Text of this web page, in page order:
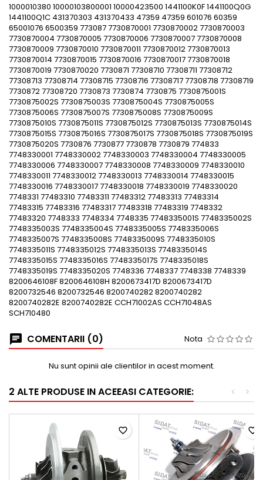
1000010380 10000103800001 10000423500 1441100K0F 1441100Q0G
1441100Q1C 431370303 431370433 47359 47359 601076 60359
65001076 6500359 773087 7730870001 7730870002 7730870003
7730870004 7730870005 7730870006 7730870007 7730870008
7730870009 7730870010 7730870011 7730870012 7730870013
7730870014 7730870015 7730870016 7730870017 7730870018
7730870019 7730870020 7730871 77308710 77308711 77308712
77308713 77308714 77308715 77308716 77308717 77308718 77308719
7730872 77308720 7730873 7730874 7730875 7730875001S
7730875002S 7730875003S 7730875004S 7730875005S
7730875006S 7730875007S 7730875008S 7730875009S
7730875010S 7730875011S 7730875012S 7730875013S 7730875014S
7730875015S 7730875016S 7730875017S 7730875018S 7730875019S
7730875020S 7730876 7730877 7730878 7730879 774833
7748330001 7748330002 7748330003 7748330004 7748330005
7748330006 7748330007 7748330008 7748330009 7748330010
7748330011 7748330012 7748330013 7748330014 7748330015
7748330016 7748330017 7748330018 7748330019 7748330020
7748331 77483310 77483311 77483312 77483313 77483314
77483315 77483316 77483317 77483318 77483319 7748332
77483320 7748333 7748334 7748335 7748335001S 7748335002S
7748335003S 7748335004S 7748335005S 7748335006S
7748335007S 7748335008S 7748335009S 7748335010S
7748335011S 7748335012S 7748335013S 7748335014S
7748335015S 7748335016S 7748335017S 7748335018S
7748335019S 7748335020S 7748336 7748337 7748338 7748339
8200646108F 8200646108H 8200673417D 8200673417D
8200732546 8200732546 8200740282 8200740282
8200740282E 8200740282E CCH71002AS CCH71048AS
SCH710480
COMENTARII (0) Nota
Nu sunt opinii ale clientilor in acest moment.
2 ALTE PRODUSE IN ACEEASI CATEGORIE: >
<
favorite_border favorite_border